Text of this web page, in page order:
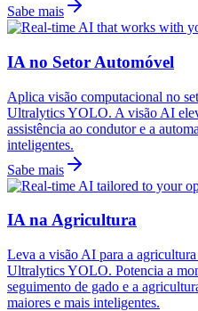
Sabe mais
IA no Setor Automóvel
Aplica visão computacional no
Ultralytics YOLO. A visão AI
assistência ao condutor e a
inteligentes.
Sabe mais
IA na Agricultura
Leva a visão AI para a
Ultralytics YOLO. Potencia a
seguimento de gado e a
maiores e mais inteligentes.